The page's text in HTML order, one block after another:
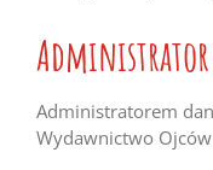
Administrator
Administratorem
Wydawnictwo